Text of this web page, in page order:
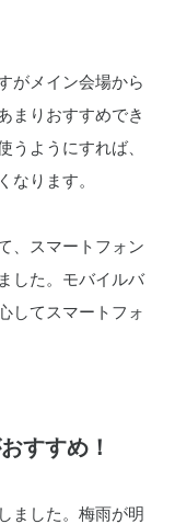
がメイン会場から
まりおすすめでき
うようにすれば、
なります。
、スマートフォン
した。モバイルバ
してスマートフォ
すすめ！
ました。梅雨が明